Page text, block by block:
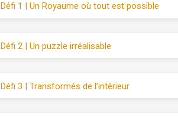
Défi 1 | Un Royaume où tout est possible
Défi 2 | Un puzzle irréalisable
Défi 3 | Transformés de l’intérieur